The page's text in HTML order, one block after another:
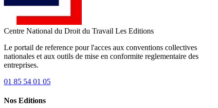
Centre National du Droit du Travail Les Editions
Le portail de reference pour l'acces aux conventions collectives
nationales et aux outils de mise en conformite reglementaire des
entreprises.
01 85 54 01 05
Nos Editions